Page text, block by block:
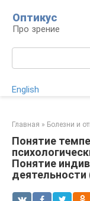
контенту
Оптикус
Про зрение
English
Главная » Болезни и
Понятие
Понятие